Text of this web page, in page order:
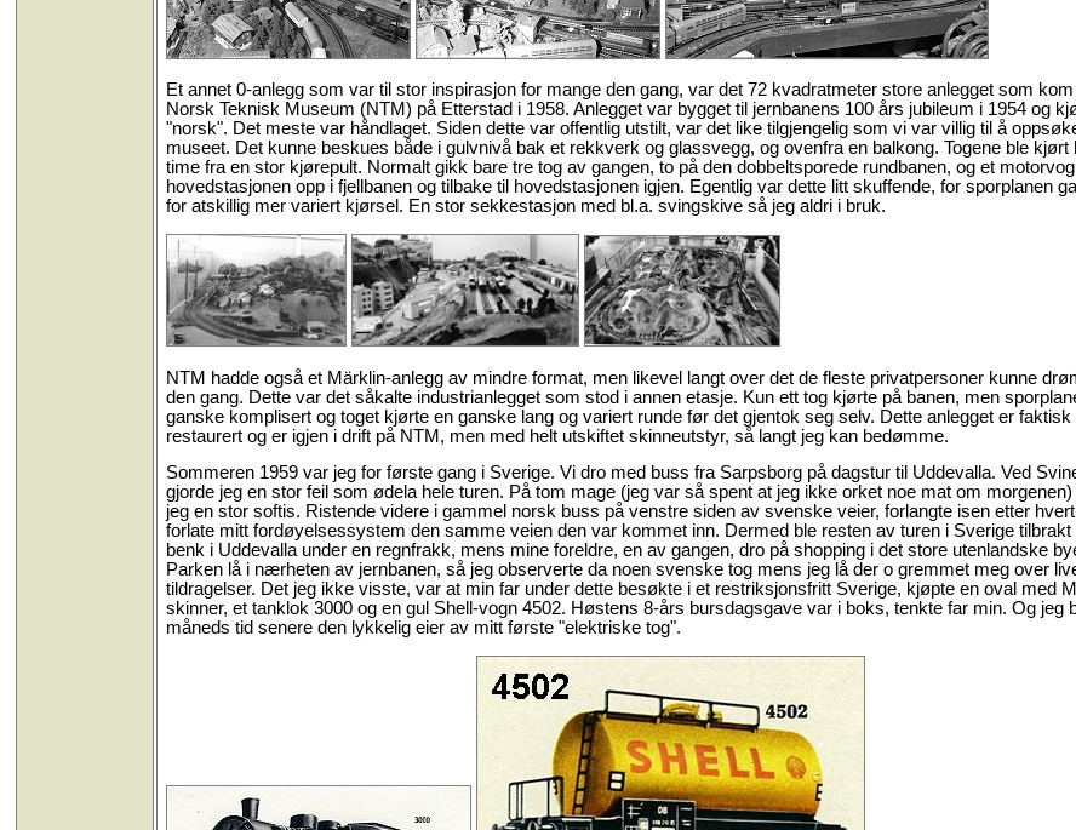
Et annet 0-anlegg som var til stor inspirasjon for mange den gang, var det 72 kvadratmeter store anlegget som kom
Norsk Teknisk Museum (NTM) på Etterstad i 1958. Anlegget var bygget til jernbanens 100 års jubileum i 1954 og
"norsk". Det meste var håndlaget. Siden dette var offentlig utstilt, var det like tilgjengelig som vi var villig til å
museet. Det kunne beskues både i gulvnivå bak et rekkverk og glassvegg, og ovenfra en balkong. Togene ble kjørt
time fra en stor kjørepult. Normalt gikk bare tre tog av gangen, to på den dobbeltsporede rundbanen, og et
hovedstasjonen opp i fjellbanen og tilbake til hovedstasjonen igjen. Egentlig var dette litt skuffende, for sporplanen
for atskillig mer variert kjørsel. En stor sekkestasjon med bl.a. svingskive så jeg aldri i bruk.
NTM hadde også et Märklin-anlegg av mindre format, men likevel langt over det de fleste privatpersoner kunne
den gang. Dette var det såkalte industrianlegget som stod i annen etasje. Kun ett tog kjørte på banen, men
ganske komplisert og toget kjørte en ganske lang og variert runde før det gjentok seg selv. Dette anlegget er faktisk
restaurert og er igjen i drift på NTM, men med helt utskiftet skinneutstyr, så langt jeg kan bedømme.
Sommeren 1959 var jeg for første gang i Sverige. Vi dro med buss fra Sarpsborg på dagstur til Uddevalla. Ved
gjorde jeg en stor feil som ødela hele turen. På tom mage (jeg var så spent at jeg ikke orket noe mat om
jeg en stor softis. Ristende videre i gammel norsk buss på venstre siden av svenske veier, forlangte isen etter
forlate mitt fordøyelsessystem den samme veien den var kommet inn. Dermed ble resten av turen i Sverige tilbrakt
benk i Uddevalla under en regnfrakk, mens mine foreldre, en av gangen, dro på shopping i det store utenlandske
Parken lå i nærheten av jernbanen, så jeg observerte da noen svenske tog mens jeg lå der o gremmet meg over
tildragelser. Det jeg ikke visste, var at min far under dette besøkte i et restriksjonsfritt Sverige, kjøpte en oval med
skinner, et tanklok 3000 og en gul Shell-vogn 4502. Høstens 8-års bursdagsgave var i boks, tenkte far min. Og jeg
måneds tid senere den lykkelig eier av mitt første "elektriske tog".